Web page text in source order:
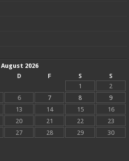
August 2026
D F S
S
1
2
6 7 8
9
13 14 15
16
20 21 22
23
27 28 29
30